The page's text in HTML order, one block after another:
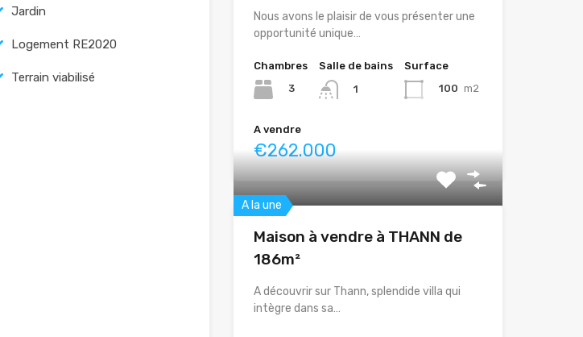
Jardin
Logement RE2020
Terrain viabilisé
Nous avons le plaisir de vous présenter une
opportunité unique…
Chambres
3
Salle de bains
1
Surface
100 m2
A vendre
€262.000
A la une
Maison à vendre à THANN de
186m²
A découvrir sur Thann, splendide villa qui
intègre dans sa…